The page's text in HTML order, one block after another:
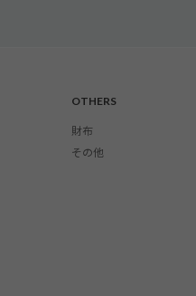
OTHERS
財布
その他